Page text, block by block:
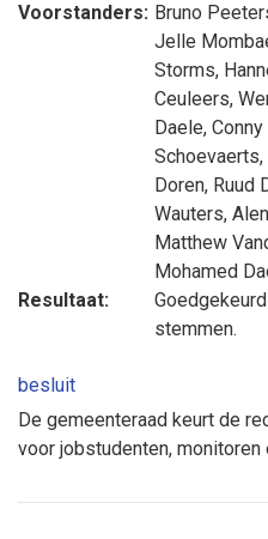
Voorstanders: Bruno
Jelle
Storms,
Ceuleers,
Daele,
Schoevaerts,
Doren, Ruud
Wauters,
Matthew
Mohamed
Resultaat:
stemmen.
besluit
De gemeenteraad keurt de
voor jobstudenten,